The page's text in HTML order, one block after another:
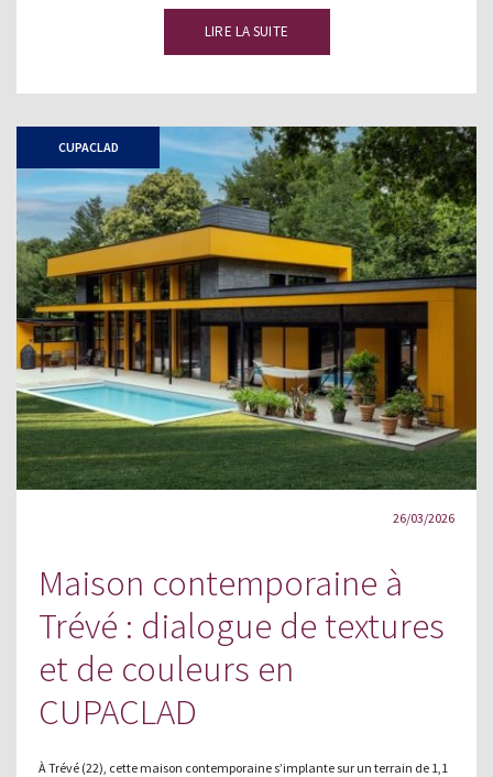
LIRE LA SUITE
CUPACLAD
26/03/2026
Maison contemporaine à
Trévé : dialogue de textures
et de couleurs en
CUPACLAD
À Trévé (22), cette maison contemporaine s’implante sur un terrain de 1,1